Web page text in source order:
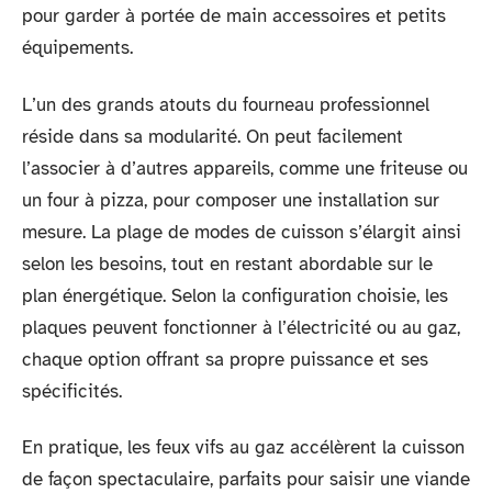
pour garder à portée de main accessoires et petits
équipements.
L’un des grands atouts du fourneau professionnel
réside dans sa modularité. On peut facilement
l’associer à d’autres appareils, comme une friteuse ou
un four à pizza, pour composer une installation sur
mesure. La plage de modes de cuisson s’élargit ainsi
selon les besoins, tout en restant abordable sur le
plan énergétique. Selon la configuration choisie, les
plaques peuvent fonctionner à l’électricité ou au gaz,
chaque option offrant sa propre puissance et ses
spécificités.
En pratique, les feux vifs au gaz accélèrent la cuisson
de façon spectaculaire, parfaits pour saisir une viande